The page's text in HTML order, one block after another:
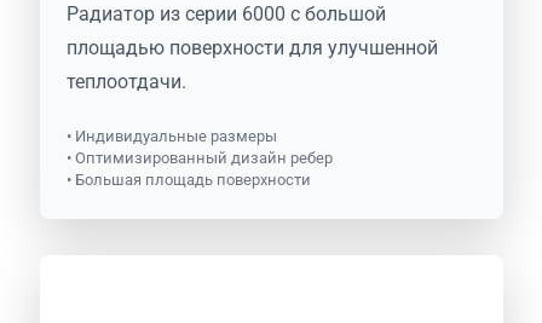
Радиатор из серии 6000 с большой
площадью поверхности для улучшенной
теплоотдачи.
• Индивидуальные размеры
• Оптимизированный дизайн ребер
• Большая площадь поверхности